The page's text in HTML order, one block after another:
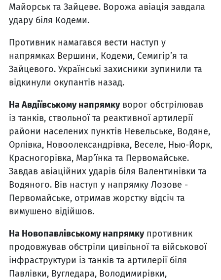
Майорськ та Зайцеве. Ворожа авіація завдала
удару біля Кодеми.
Противник намагався вести наступ у
напрямках Вершини, Кодеми, Семигір’я та
Зайцевого. Українські захисники зупинили та
відкинули окупантів назад.
На Авдіївському напрямкуворог обстрілював
із танків, ствольної та реактивної артилерії
райони населених пунктів Невельське, Водяне,
Орлівка, Новоолександрівка, Веселе, Нью-Йорк,
Красногорівка, Мар’їнка та Первомайське.
Завдав авіаційних ударів біля Валентинівки та
Водяного. Вів наступ у напрямку Лозове -
Первомайське, отримав жорстку відсіч та
вимушено відійшов.
На Новопавлівському напрямкупротивник
продовжував обстріли цивільної та військової
інфраструктури із танків та артилерії біля
Павлівки, Вугледара, Володимирівки,